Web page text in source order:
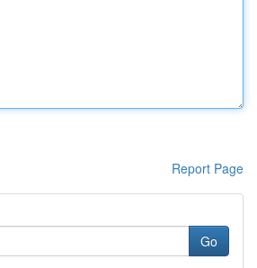
Report Page
Go